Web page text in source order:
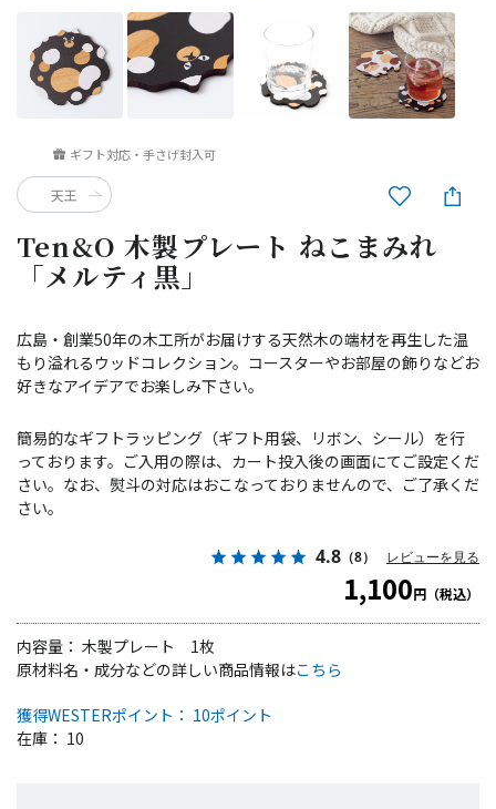
Ten&O 木製プレート ねこまみれ
「メルティ黒」
ギフト対応・手さげ封入可
広島・創業50年の木工所がお届けする天然木の端材を再生した温
もり溢れるウッドコレクション。コースターやお部屋の飾りなどお
好きなアイデアでお楽しみ下さい。
簡易的なギフトラッピング（ギフト用袋、リボン、シール）を行
っております。ご入用の際は、カート投入後の画面にてご設定くだ
さい。なお、熨斗の対応はおこなっておりませんので、ご了承くだ
さい。
4.8 （8） レビューを見る
1,100円（税込）
内容量： 木製プレート 1枚
獲得WESTERポイント： 10ポイント
在庫： 10
原材料名・成分などの詳しい商品情報はこちら
天王